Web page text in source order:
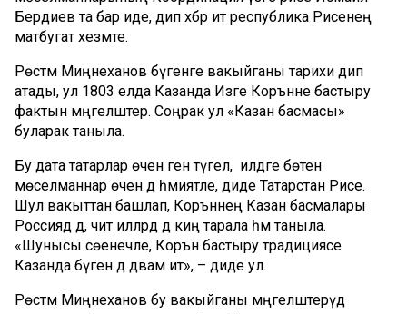
Бердиев та бар иде, дип хәбәр итә республика Рәисенең
матбугат хезмәте.
Рөстәм Миңнеханов бүгенге вакыйганы тарихи дип
атады, ул 1803 елда Казанда Изге Коръәнне бастыру
фактын мәңгеләштерә. Соңрак ул «Казан басмасы»
буларак таныла.
Бу дата татарлар өчен генә түгел, ә илдәге бөтен
мөселманнар өчен дә әһәмиятле, диде Татарстан Рәисе.
Шул вакыттан башлап, Коръәннең Казан басмалары
Россиядә дә, чит илләрдә дә киң тарала һәм таныла.
«Шунысы сөенечле, Коръән бастыру традициясе
Казанда бүген дә дәвам итә», – диде ул.
Рөстәм Миңнеханов бу вакыйганы мәңгеләштерүдә